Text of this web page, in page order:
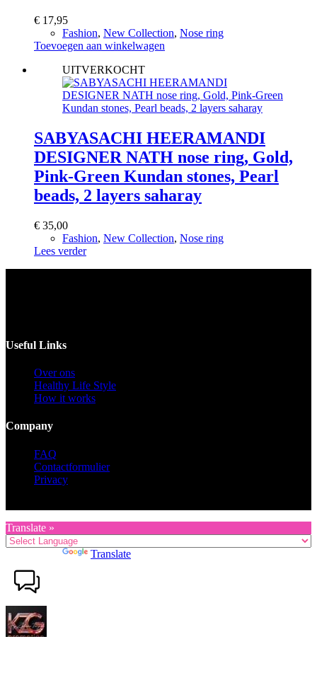
€ 17,95
Fashion, New Collection, Nose ring
Toevoegen aan winkelwagen
UITVERKOCHT
SABYASACHI HEERAMANDI
DESIGNER NATH nose ring, Gold,
Pink-Green Kundan stones, Pearl
beads, 2 layers saharay
€ 35,00
Fashion, New Collection, Nose ring
Lees verder
Useful Links
Over ons
Healthy Life Style
How it works
Company
FAQ
Contactformulier
Privacy
Translate »
Translate